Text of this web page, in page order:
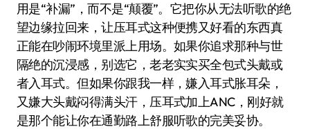
用是“补漏”，而不是“颠覆”。它把你从无法听歌的绝
望边缘拉回来，让压耳式这种便携又好看的东西真
正能在吵闹环境里派上用场。如果你追求那种与世
隔绝的沉浸感，别选它，老老实实买全包式头戴或
者入耳式。但如果你跟我一样，嫌入耳式胀耳朵，
又嫌大头戴闷得满头汗，压耳式加上ANC，刚好就
是那个能让你在通勤路上舒服听歌的完美妥协。